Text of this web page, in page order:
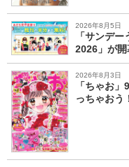
2026年8月5日
「サンデ
2026」が
2026年8月3日
「ちゃお
っちゃおう